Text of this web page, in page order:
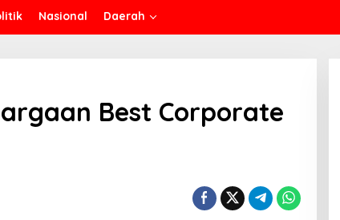
Nasional Daerah
Best Corporate